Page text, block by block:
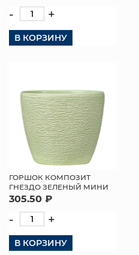
- +
В КОРЗИНУ
ГОРШОК КОМПОЗИТ
ГНЕЗДО ЗЕЛЕНЫЙ МИНИ
305.50 ₽
- +
В КОРЗИНУ